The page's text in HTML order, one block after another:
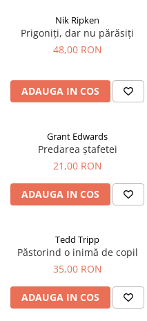
Nik Ripken
Prigoniți, dar nu părăsiți
48,00 RON
ADAUGA IN COS
Grant Edwards
Predarea ștafetei
21,00 RON
ADAUGA IN COS
Tedd Tripp
Păstorind o inimă de copil
35,00 RON
ADAUGA IN COS